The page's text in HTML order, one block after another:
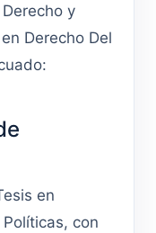
y
Derecho Del
en
con